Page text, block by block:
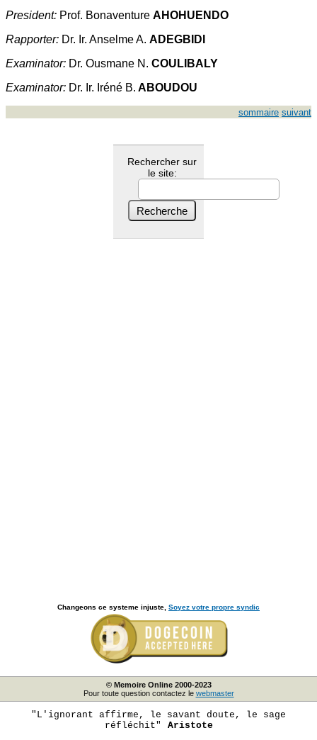
President: Prof. Bonaventure AHOHUENDO
Rapporter: Dr. Ir. Anselme A. ADEGBIDI
Examinator: Dr. Ousmane N. COULIBALY
Examinator: Dr. Ir. Iréné B. ABOUDOU
sommaire suivant
Rechercher sur
le site:
Changeons ce systeme injuste, Soyez votre propre syndic
© Memoire Online 2000-2023
Pour toute question contactez le webmaster
"L'ignorant affirme, le savant doute, le sage
réfléchit"
Aristote